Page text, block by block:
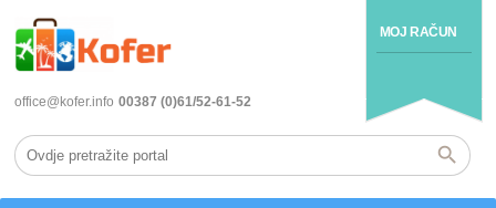
MOJ RAČUN
office@kofer.info 00387 (0)61/52-61-52